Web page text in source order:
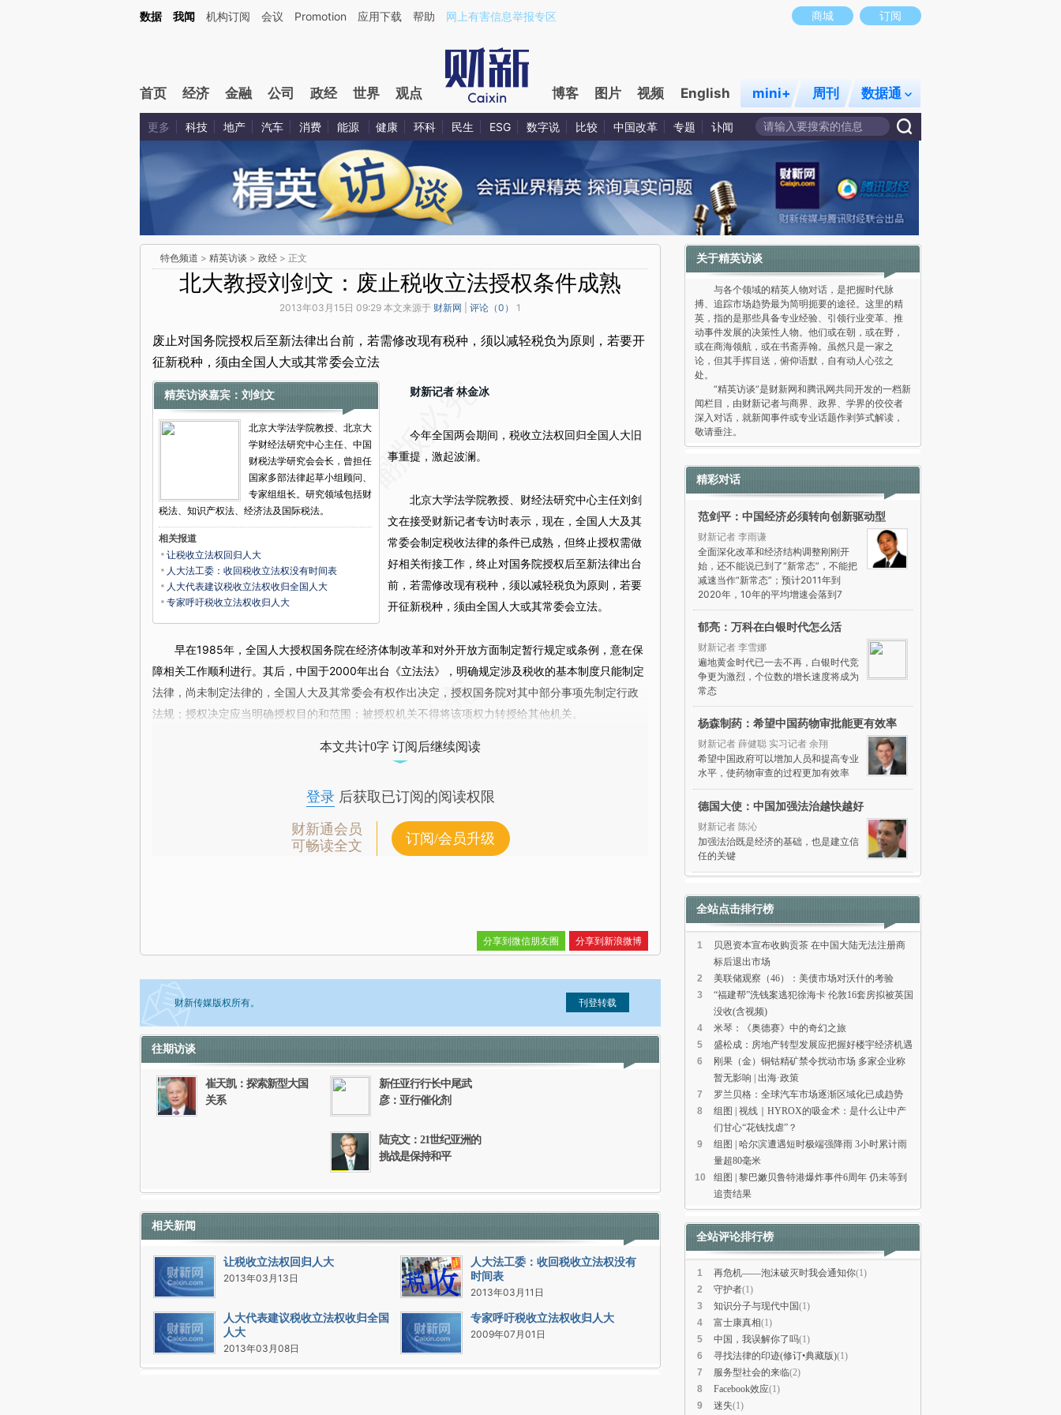
商城 订阅
数据 我闻 机构订阅 会议 Promotion 应用下载 帮助 网上有害信息举报专区
首页 经济 金融 公司 政经 世界 观点 博客 图片 视频 English mini+ 周刊 数据通
更多 科技 地产 汽车 消费 能源 健康 环科 民生 ESG 数字说 比较 中国改革 专题 讣闻
特色频道 > 精英访谈 > 政经 > 正文
北大教授刘剑文：废止税收立法授权条件成熟
2013年03月15日 09:29 本文来源于 财新网 评论（0 ） 1
废止对国务院授权后至新法律出台前，若需修改现有税种，须以减轻税负为原则，若要开
征新税种，须由全国人大或其常委会立法
精英访谈嘉宾：刘剑文
北京大学法学院教授、北京大
学财经法研究中心主任、中国
财税法学研究会会长，曾担任
国家多部法律起草小组顾问、
专家组组长。研究领域包括财
税法、知识产权法、经济法及国际税法。
相关报道
让税收立法权回归人大
人大法工委：收回税收立法权没有时间表
人大代表建议税收立法权收归全国人大
专家呼吁税收立法权收归人大
财新记者 林金冰
今年全国两会期间，税收立法权回归全国人大旧
事重提，激起波澜。
北京大学法学院教授、财经法研究中心主任刘剑
文在接受财新记者专访时表示，现在，全国人大及其
常委会制定税收法律的条件已成熟，但终止授权需做
好相关衔接工作，终止对国务院授权后至新法律出台
前，若需修改现有税种，须以减轻税负为原则，若要
开征新税种，须由全国人大或其常委会立法。
早在1985年，全国人大授权国务院在经济体制改革和对外开放方面制定暂行规定或条例，意在保
障相关工作顺利进行。其后，中国于2000年出台《立法法》，明确规定涉及税收的基本制度只能制定
法律，尚未制定法律的，全国人大及其常委会有权作出决定，授权国务院对其中部分事项先制定行政
法规；授权决定应当明确授权目的和范围；被授权机关不得将该项权力转授给其他机关。
本文共计0字 订阅后继续阅读
登录后获取已订阅的阅读权限
财新通会员
可畅读全文
订阅/会员升级
分享到新浪微博
分享到微信朋友圈
财新传媒版权所有。
如需刊登转载请点击右侧按钮，提交相关信息。经确认即可刊登转载。
往期访谈
崔天凯：探索新型大国
关系
新任亚行行长中尾武
彦：亚行催化剂
陆克文：21世纪亚洲的
挑战是保持和平
相关新闻
让税收立法权回归人大
2013年03月13日
人大法工委：收回税收立法权没有
时间表
2013年03月11日
人大代表建议税收立法权收归全国
人大
2013年03月08日
专家呼吁税收立法权收归人大
2009年07月01日
关于精英访谈
与各个领域的精英人物对话，是把握时代脉
搏、追踪市场趋势最为简明扼要的途径。这里的精
英，指的是那些具备专业经验、引领行业变革、推
动事件发展的决策性人物。他们或在朝，或在野，
或在商海领航，或在书斋弄翰。虽然只是一家之
论，但其手挥目送，俯仰语默，自有动人心弦之
处。
“精英访谈”是财新网和腾讯网共同开发的一档新
闻栏目，由财新记者与商界、政界、学界的佼佼者
深入对话，就新闻事件或专业话题作剥笋式解读，
敬请垂注。
精彩对话
范剑平：中国经济必须转向创新驱动型
财新记者 李雨谦
全面深化改革和经济结构调整刚刚开
始，还不能说已到了“新常态”，不能把
减速当作“新常态”；预计2011年到
2020年，10年的平均增速会落到7
郁亮：万科在白银时代怎么活
财新记者 李雪娜
遍地黄金时代已一去不再，白银时代竞
争更为激烈，个位数的增长速度将成为
常态
杨森制药：希望中国药物审批能更有效率
财新记者 薛健聪 实习记者 余翔
希望中国政府可以增加人员和提高专业
水平，使药物审查的过程更加有效率
德国大使：中国加强法治越快越好
财新记者 陈沁
加强法治既是经济的基础，也是建立信
任的关键
全站点击排行榜
1
贝恩资本宣布收购贡茶 在中国大陆无法注册商
标后退出市场
2
美联储观察（46）：美债市场对沃什的考验
3
“福建帮”洗钱案逃犯徐海卡 伦敦16套房拟被英国
没收(含视频)
4
米琴：《奥德赛》中的奇幻之旅
5
盛松成：房地产转型发展应把握好楼宇经济机遇
6
刚果（金）铜钴精矿禁令扰动市场 多家企业称
暂无影响 | 出海·政策
7
罗兰贝格：全球汽车市场逐渐区域化已成趋势
8
组图 | 视线｜HYROX的吸金术：是什么让中产
们甘心“花钱找虐”？
9
组图 | 哈尔滨遭遇短时极端强降雨 3小时累计雨
量超80毫米
10
组图 | 黎巴嫩贝鲁特港爆炸事件6周年 仍未等到
追责结果
全站评论排行榜
1 再危机——泡沫破灭时我会通知你(1)
2
守护者(1)
3
知识分子与现代中国(1)
4
富士康真相(1)
5
中国，我误解你了吗(1)
6
寻找法律的印迹(修订•典藏版)(1)
7
服务型社会的来临(2)
8
Facebook效应(1)
9
迷失(1)